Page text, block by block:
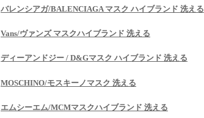
バレンシアガ/BALENCIAGA マスク ハイブランド 洗える
Vans/ヴァンズ マスクハイブランド 洗える
ディーアンドジー / D&Gマスク ハイブランド 洗える
MOSCHINO/モスキーノマスク 洗える
エムシーエム/MCMマスクハイブランド 洗える